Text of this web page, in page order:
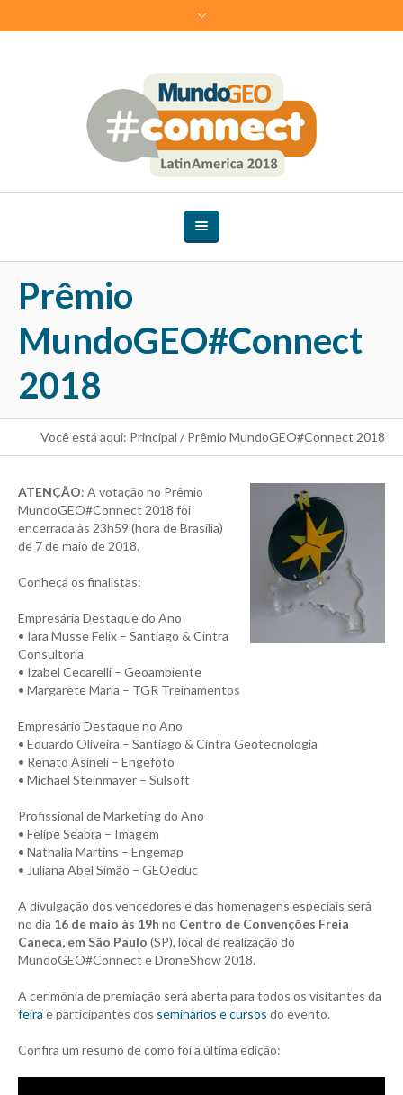
Prêmio
MundoGEO#Connect
2018
Você está aqui: Principal / Prêmio MundoGEO#Connect 2018
ATENÇÃO: A votação no Prêmio
MundoGEO#Connect 2018 foi
encerrada às 23h59 (hora de Brasília)
de 7 de maio de 2018.
Conheça os finalistas:
Empresária Destaque do Ano
• Iara Musse Felix – Santiago & Cintra
Consultoria
• Izabel Cecarelli – Geoambiente
• Margarete Maria – TGR Treinamentos
Empresário Destaque no Ano
• Eduardo Oliveira – Santiago & Cintra Geotecnologia
• Renato Asineli – Engefoto
• Michael Steinmayer – Sulsoft
Profissional de Marketing do Ano
• Felipe Seabra – Imagem
• Nathalia Martins – Engemap
• Juliana Abel Simão – GEOeduc
A divulgação dos vencedores e das homenagens especiais será
no dia 16 de maio às 19h no Centro de Convenções Freia
Caneca, em São Paulo (SP), local de realização do
MundoGEO#Connect e DroneShow 2018.
A cerimônia de premiação será aberta para todos os visitantes da
feira e participantes dos seminários e cursos do evento.
Confira um resumo de como foi a última edição: